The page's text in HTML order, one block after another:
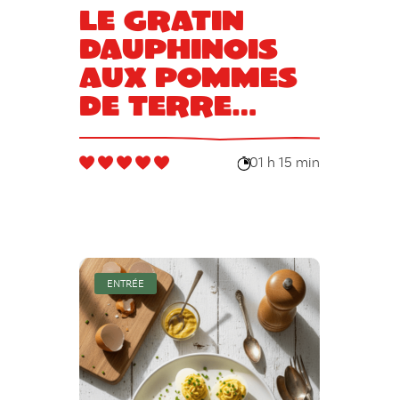
Le gratin
dauphinois
aux pommes
de terre
fondantes
01 h 15 min
ENTRÉE